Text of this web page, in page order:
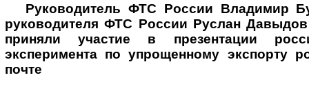
Руководитель ФТС России Владимир
руководителя ФТС России Руслан
приняли участие в презентации
эксперимента по упрощенному экспорту
почте